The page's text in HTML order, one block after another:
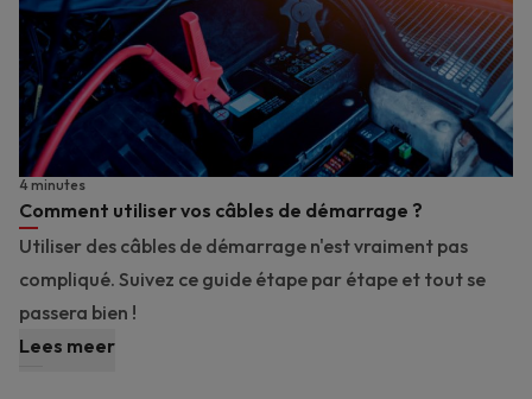
Comment utiliser vos câbles de démarrage ?
4 minutes
Utiliser des câbles de démarrage n'est vraiment pas
compliqué. Suivez ce guide étape par étape et tout se
passera bien !
Lees meer